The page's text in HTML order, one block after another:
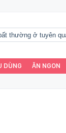
thường ở tuyên
DÙNG ĂN NGON